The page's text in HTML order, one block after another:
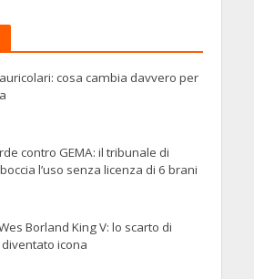
cosa cambia davvero per
contro GEMA: il tribunale di
l’uso senza licenza di 6 brani
Borland King V: lo scarto di
icona